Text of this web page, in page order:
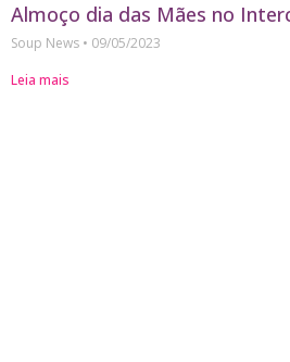
Almoço dia das Mães no
Soup News
09/05/2023
Leia mais